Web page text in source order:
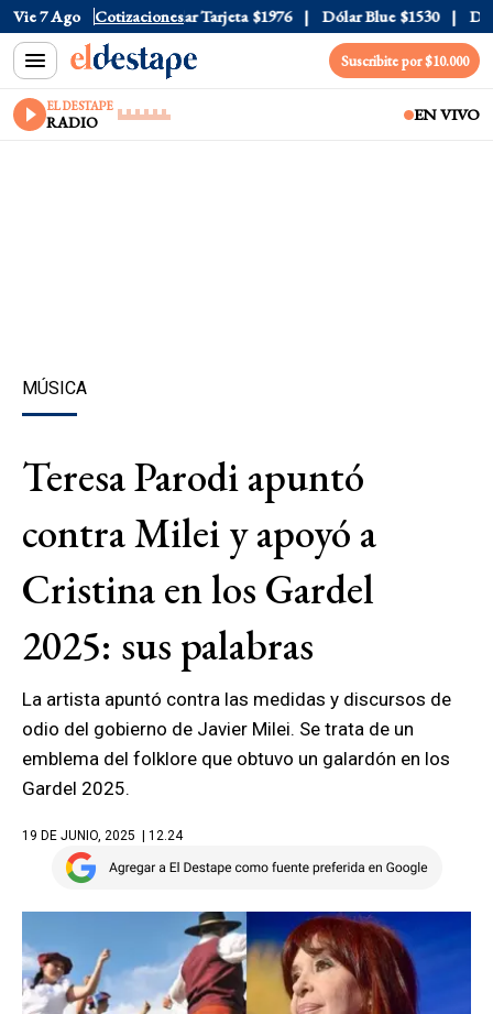
Vie 7 Ago Cotizaciones
Oficial $1520 Dólar Tarjeta $1976 Dólar Blue $1530 Dólar
Suscribite por $10.000
EL DESTAPE
RADIO EN VIVO
MÚSICA
Teresa Parodi apuntó
contra Milei y apoyó a
Cristina en los Gardel
2025: sus palabras
La artista apuntó contra las medidas y discursos de
odio del gobierno de Javier Milei. Se trata de un
emblema del folklore que obtuvo un galardón en los
Gardel 2025.
19 DE JUNIO, 2025 | 12.24